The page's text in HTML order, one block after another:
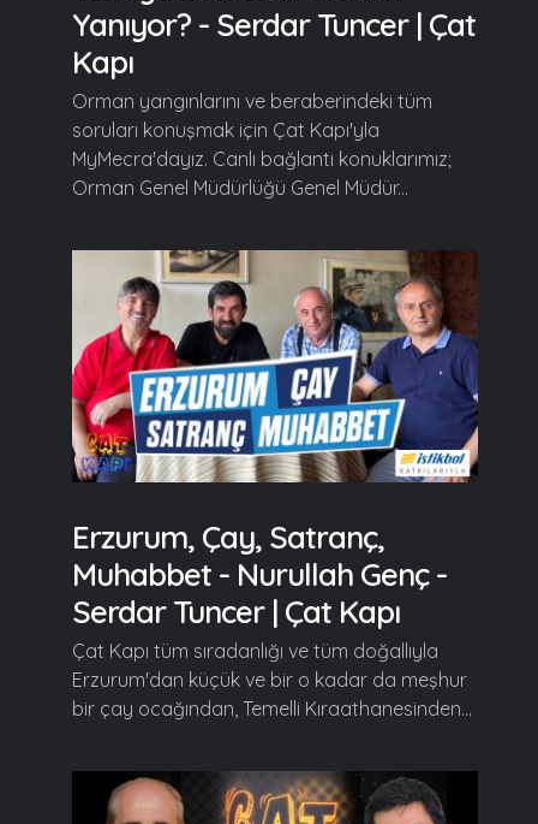
Yanıyor? - Serdar Tuncer | Çat
Kapı
Orman yangınlarını ve beraberindeki tüm
soruları konuşmak için Çat Kapı'yla
MyMecra'dayız. Canlı bağlantı konuklarımız;
Orman Genel Müdürlüğü Genel Müdür...
Erzurum, Çay, Satranç,
Muhabbet - Nurullah Genç -
Serdar Tuncer | Çat Kapı
Çat Kapı tüm sıradanlığı ve tüm doğallıyla
Erzurum'dan küçük ve bir o kadar da meşhur
bir çay ocağından, Temelli Kıraathanesinden...